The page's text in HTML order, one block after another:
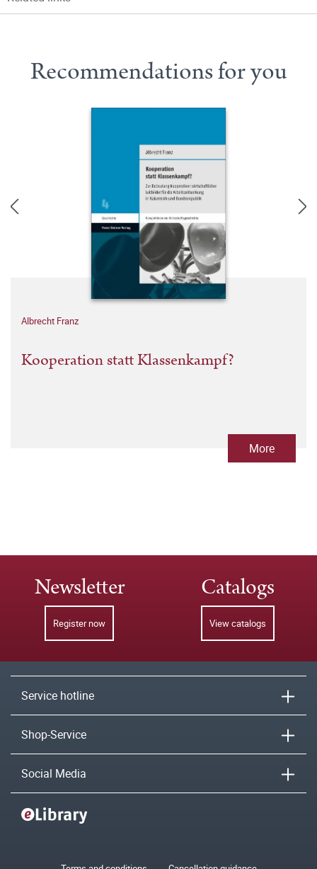
Recommendations for you
Albrecht Franz
Kooperation statt Klassenkampf?
More
Newsletter
Register now
Catalogs
View catalogs
Service hotline
Shop-Service
Social Media